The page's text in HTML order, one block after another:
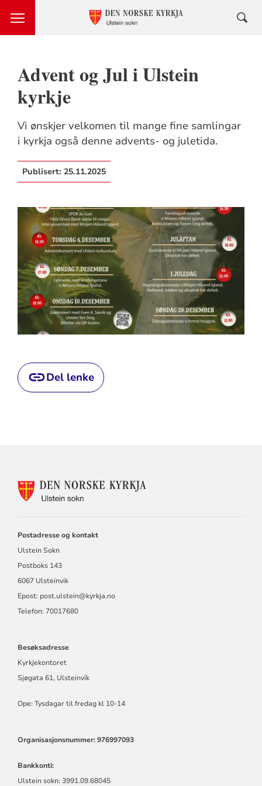
Advent og Jul i Ulstein
kyrkje
Vi ønskjer velkomen til mange fine samlingar
i kyrkja også denne advents- og juletida.
Publisert: 25.11.2025
Del lenke
KONTAKTINFORMASJON
Postadresse og kontakt
Ulstein Sokn
Postboks 143
6067 Ulsteinvik
Epost: post.ulstein@kyrkja.no
Telefon: 70017680
Besøksadresse
Kyrkjekontoret
Sjøgata 61, Ulsteinvik
Ope: Tysdagar til fredag kl 10-14
Organisasjonsnummer: 976997093
Bankkonti:
Ulstein sokn: 3991.09.68045